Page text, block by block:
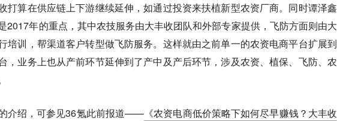
打算在供应链上下游继续延伸，如通过投资来扶植新型农资厂商。同时谭泽鑫
2017年的重点，其中农技服务由大丰收团队和外部专家提供，飞防方面则由大
培训，帮渠道客户转型做飞防服务。这样就由之前单一的农资电商平台扩展到
，业务上也从产前环节延伸到了产中及产后环节，涉及农资、植保、飞防、农
介绍，可参见36氪此前报道—— 《农资电商低价策略下如何尽早赚钱？大丰收